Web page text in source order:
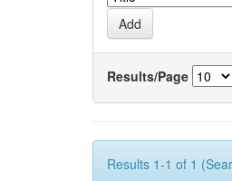
Results/Page
Results 1-1 of 1